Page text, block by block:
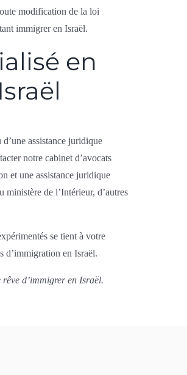
modification de la loi
immigrer en Israël.
en
assistance juridique
notre cabinet d’avocats
et une assistance juridique
ministère de l’Intérieur, d’autres
se tient à votre
d’immigration en Israël.
d’immigrer en Israël.